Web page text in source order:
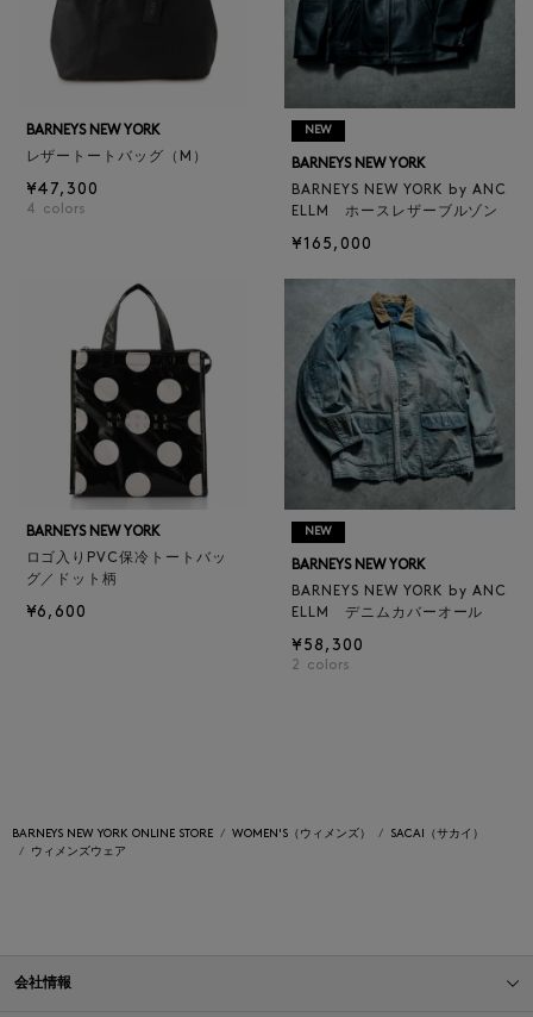
BARNEYS NEW YORK
レザートートバッグ（M）
¥47,300
4 colors
NEW
BARNEYS NEW YORK
BARNEYS NEW YORK by ANC
ELLM ホースレザーブルゾン
¥165,000
BARNEYS NEW YORK
ロゴ入りPVC保冷トートバッ
グ／ドット柄
¥6,600
NEW
BARNEYS NEW YORK
BARNEYS NEW YORK by ANC
ELLM デニムカバーオール
¥58,300
2 colors
BARNEYS NEW YORK ONLINE STORE WOMEN'S（ウィメンズ）
SACAI（サカイ）
ウィメンズウェア
会社情報